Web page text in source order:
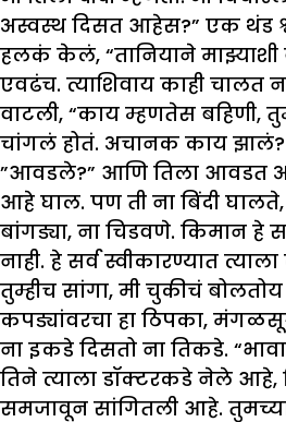
अस्वस्थ दिसत आहेस?” एक थंड
हलकं केलं, “तानियाने
एवढंच. त्याशिवाय काही चालत
वाटली, “काय म्हणतेस बहिणी,
चांगलं होतं. अचानक काय झालं?
”आवडले?” आणि तिला आवडत
आहे घाल. पण ती ना बिंदी
बांगड्या, ना चिडवणे. किमान हे
नाही. हे सर्व स्वीकारण्यात
तुम्हीच सांगा, मी चुकीचं बोलतोय
कपड्यांवरचा हा ठिपका,
ना इकडे दिसतो ना तिकडे.
तिने त्याला डॉक्टरकडे नेले आहे,
समजावून सांगितली आहे.